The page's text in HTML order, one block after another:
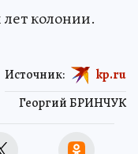
колонии.
Георгий БРИНЧУК
Источник: kp.ru